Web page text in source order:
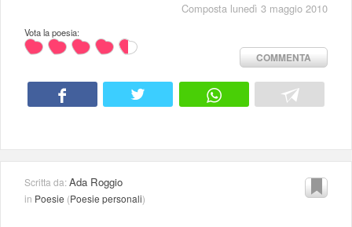
Composta lunedì 3 maggio 2010
Vota la poesia:
COMMENTA
Scritta da:Ada Roggio
in Poesie (Poesie personali)